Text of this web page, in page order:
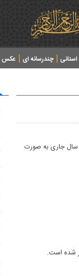
چندرسانه ای عکس
سال جاری به صورت
شده است.